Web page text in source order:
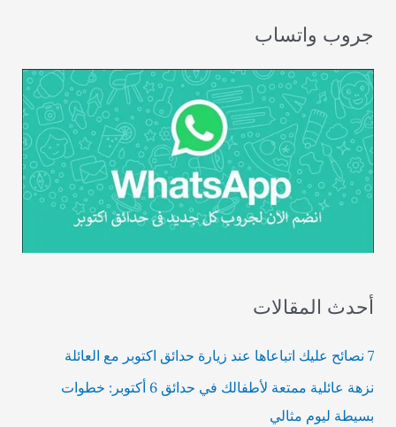
جروب واتساب
أحدث المقالات
7 نصائح عليك اتباعاها عند زيارة حدائق اكتوبر مع العائلة
نزهة عائلية ممتعة لأطفالك في حدائق 6 أكتوبر: خطوات
بسيطة ليوم مثالي